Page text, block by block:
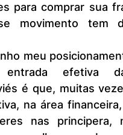
para comprar sua
movimento tem
efetiva
é que, muitas
na área
nas principera,